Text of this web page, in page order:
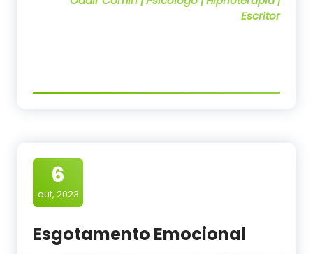
Escritor
6
out, 2023
Esgotamento Emocional